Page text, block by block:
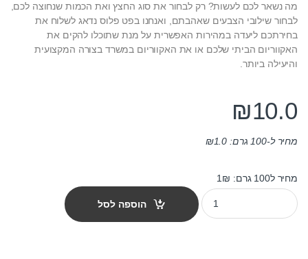
מה נשאר לכם לעשות? רק לבחור את סוג החצץ ואת הכמות שנחוצה לכם,
לבחור שילובי הצבעים שאהבתם, ואנחנו בפט פלוס נדאג לשלוח את
בחירתכם ליעדה במהירות האפשרית על מנת שתוכלו להקים את
האקווריום הביתי שלכם או את האקווריום במשרד בצורה המקצועית
והיעילה ביותר.
₪10.0
מחיר ל-100 גרם: ₪1.0
מחיר ל100 גרם: 1₪
אבני חצץ צבעוני לאקווריום - צבעוני 1 ק"ג quantity
הוספה לסל